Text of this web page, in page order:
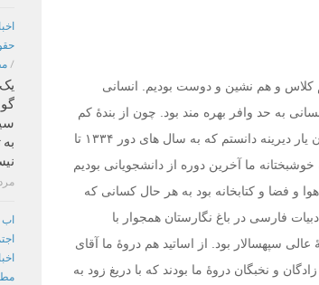
هم کلاس و هم نشین و دوست بودیم. انسانی
به حد وافر بهره مند بود. چون از بندۀ کم
ترین خواسته شد که سخن بگویم دلیل آن را دیرینگی آشنایی با آن یار دیرینه دانستم که به سال های دور ۱۳۳۴ تا
خوشبختانه ما آخرین دوره از دانشجویانی بودیم
و فضا و کتابخانه بود به هر حال کسانی که
فارسی در باغ نگارستان همجوار با
سپهسالار بود. از اساتید هم دروۀ ما آقای
و نخبگان دروۀ ما بودند که با دریغ زود به
/
گو
مرداد